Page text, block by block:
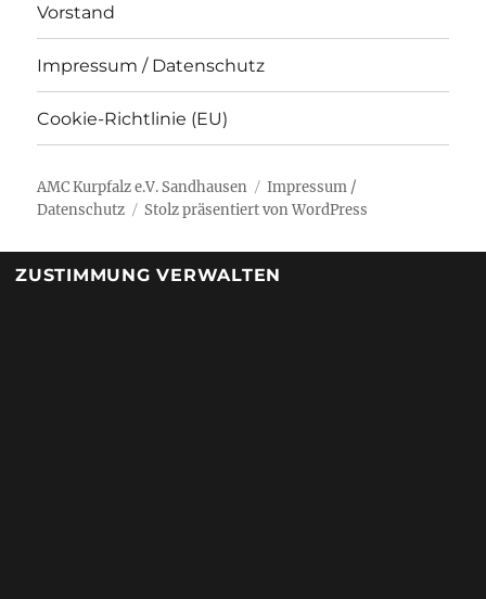
Vorstand
Impressum / Datenschutz
Cookie-Richtlinie (EU)
AMC Kurpfalz e.V. Sandhausen
Impressum /
Datenschutz
Stolz präsentiert von WordPress
ZUSTIMMUNG VERWALTEN